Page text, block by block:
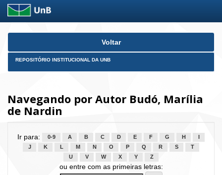
Skip
Voltar
REPOSITÓRIO INSTITUCIONAL DA UNB
Navegando por Autor Budó, Marília
de Nardin
Ir para: 0-9 A B C D E F G H
J
K L M N O P Q R S
T
U
V W X Y Z
ou entre com as primeiras letras: